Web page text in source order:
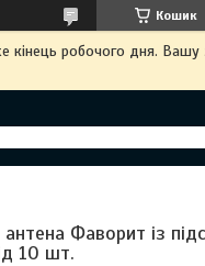
Кошик
кінець робочого дня.
антена Фаворит із
10 шт.